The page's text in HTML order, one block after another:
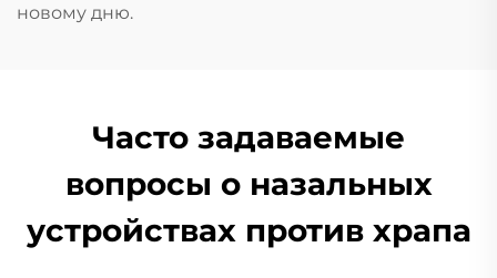
новому дню.
Часто задаваемые
вопросы о назальных
устройствах против храпа